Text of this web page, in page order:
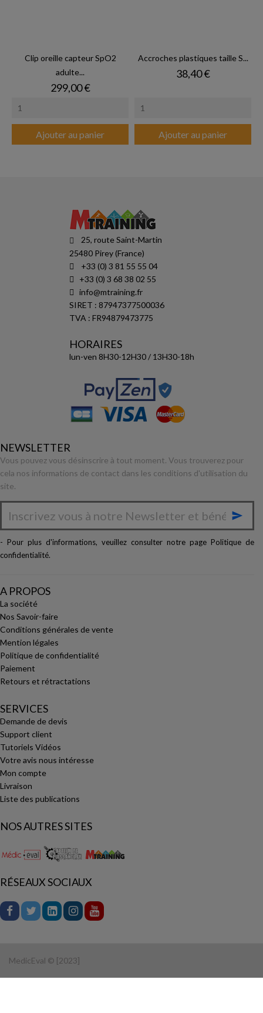
Clip oreille capteur SpO2
adulte...
Prix
299,00 €
Ajouter au panier
Accroches plastiques taille S...
Prix
38,40 €
Ajouter au panier
25, route Saint-Martin
25480 Pirey (France)
+33 (0) 3 81 55 55 04
+33 (0) 3 68 38 02 55
info@mtraining.fr
SIRET : 87947377500036
TVA : FR94879473775
HORAIRES
lun-ven 8H30-12H30 / 13H30-18h
NEWSLETTER
Vous pouvez vous désinscrire à tout moment. Vous trouverez pour
cela nos informations de contact dans les conditions d'utilisation du
site.

- Pour plus d'informations, veuillez consulter notre page Politique de
confidentialité.
A PROPOS
La société
Nos Savoir-faire
Conditions générales de vente
Mention légales
Politique de confidentialité
Paiement
Retours et rétractations
SERVICES
Demande de devis
Support client
Tutoriels Vidéos
Votre avis nous intéresse
Mon compte
Livraison
Liste des publications
NOS AUTRES SITES
RÉSEAUX SOCIAUX
MedicEval © [2023]